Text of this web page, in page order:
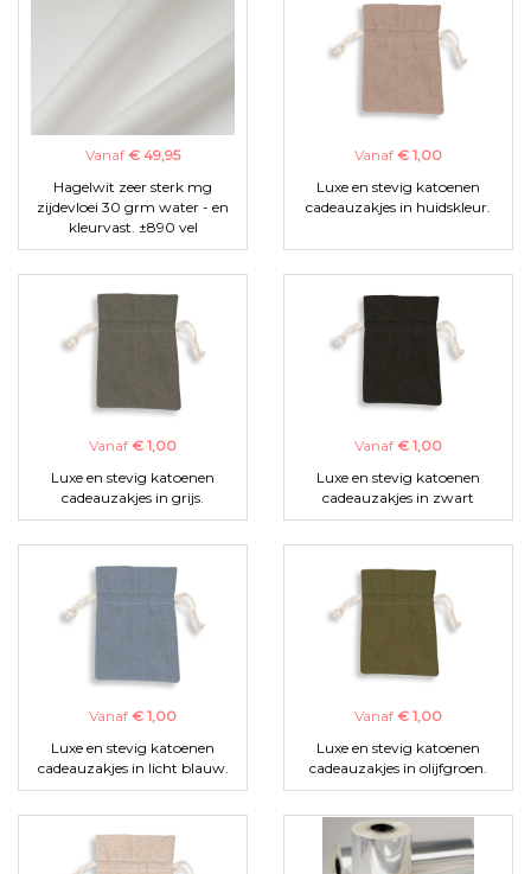
Vanaf € 49,95
Hagelwit zeer sterk mg
zijdevloei 30 grm water - en
kleurvast. ±890 vel
Vanaf € 1,00
Luxe en stevig katoenen
cadeauzakjes in huidskleur.
Vanaf € 1,00
Luxe en stevig katoenen
cadeauzakjes in grijs.
Vanaf € 1,00
Luxe en stevig katoenen
cadeauzakjes in zwart
Vanaf € 1,00
Luxe en stevig katoenen
cadeauzakjes in licht blauw.
Vanaf € 1,00
Luxe en stevig katoenen
cadeauzakjes in olijfgroen.